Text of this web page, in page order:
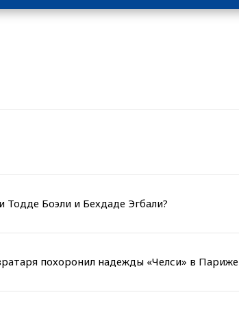
Боэли и Бехдаде Эгбали?
похоронил надежды «Челси» в Париже